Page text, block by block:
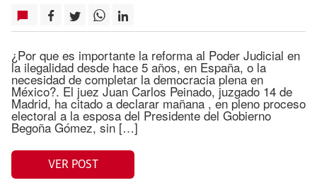
¿Por que es importante la reforma al Poder Judicial en
la ilegalidad desde hace 5 años, en España, o la
necesidad de completar la democracia plena en
México?. El juez Juan Carlos Peinado, juzgado 14 de
Madrid, ha citado a declarar mañana , en pleno proceso
electoral a la esposa del Presidente del Gobierno
Begoña Gómez, sin […]
VER POST